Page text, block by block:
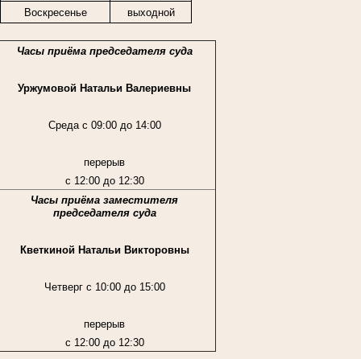
Воскресенье
выходной
Часы приёма председателя суда
Уржумовой Натальи Валериевны
Среда с 09:00 до 14:00
перерыв
с 12:00 до 12:30
Часы приёма заместителя
председателя суда
Кветкиной Натальи Викторовны
Четверг с 10:00 до 15:00
перерыв
с 12:00 до 12:30